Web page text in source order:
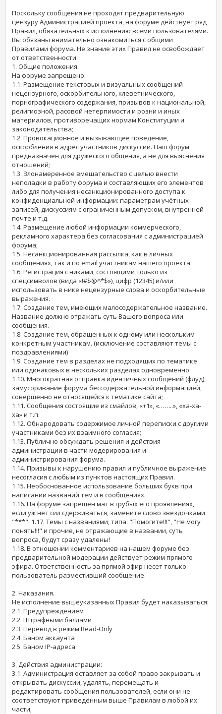
Поскольку сообщения не проходят предварительную
цензуру Администрацией проекта, на форуме действует ряд
Правил, обязательных к исполнению всеми пользователями.
Вы обязаны внимательно ознакомиться с общими
Правилами форума. Не знание этих Правил не освобождает
от ответственности.
1. Общие положения.
На форуме запрещено:
1.1. Размещение текстовых и визуальных сообщений
нецензурного, оскорбительного, клеветнического,
порнографического содержания, призывов к национальной,
религиозной, расовой нетерпимости и розни и иных
материалов, противоречащих нормам Конституции и
законодательства;
1.2. Провокационное и вызывающее поведение,
оскорбления в адрес участников дискуссии. Наш форум
предназначен для дружеского общения, а не для выяснения
отношений;
1.3. Злонамеренное вмешательство с целью внести
неполадки в работу форума и составляющих его элементов
либо для получения несанкционированного доступа к
конфиденциальной информации: параметрам учётных
записей, дискуссиям с ограниченным допуском, внутренней
почте и т.д.
1.4. Размещение любой информации коммерческого,
рекламного характера без согласования с администрацией
форума;
1.5. Несанкционированная рассылка, как в личных
сообщениях, так и по email участникам нашего проекта.
1.6. Регистрация с никами, состоящими только из
спецсимволов (вида «!#$@^*$»), цифр (12345) и/или
использовать в нике нецензурные слова и оскорбительные
выражения.
1.7. Создание тем, имеющих малосодержательное название.
Название должно отражать суть Вашего вопроса или
сообщения.
1.8. Создание тем, обращенных к одному или нескольким
конкретным участникам. (исключение составляют темы с
поздравлениями)
1.9. Создание тем в разделах не подходящих по тематике
или одинаковых в нескольких разделах одновременно
1.10. Многократная отправка идентичных сообщений (флуд),
замусоривание форума бессодержательной информацией,
совершенно не относящейся к тематике сайта;
1.11. Сообщения состоящие из смайлов, «+1», «……..», «ха-ха-
ха» и т.п.
1.12. Обнародовать содержимое личной переписки с другими
участниками без их взаимного согласия;
1.13. Публично обсуждать решения и действия
администрации в части модерирования и
администрирования форума.
1.14. Призывы к нарушению правил и публичное выражение
несогласия с любым из пунктов настоящих Правил.
1.15. Необоснованное использование больших букв при
написании названий тем и в сообщениях.
1.16. На форуме запрещен мат в грубых его проявлениях,
если уж нет сил сдерживаться, замените слово звездочками
"***". 1.17. Темы с названиями, типа: "Помогите!!!", "Не могу
понять!!!" и прочие, не отражающие в названии, суть
вопроса, будут сразу удалены!
1.18. В отношении комментариев на нашем форуме без
предварительной модерации действует режим прямого
эфира. Ответственность за прямой эфир несет только
пользователь разместивший сообщение.
2. Наказания.
Не исполнение вышеуказанных Правил будет наказываться:
2.1. Предупреждением
2.2. Штрафными баллами
2.3. Перевод в режим Read-Only
2.4. Баном аккаунта
2.5. Баном IP-адреса
3. Действия администрации:
3.1. Администрация оставляет за собой право закрывать и
открывать дискуссии, удалять, перемещать и
редактировать сообщения пользователей, если они не
соответствуют приведённым выше Правилам в любой их
части;